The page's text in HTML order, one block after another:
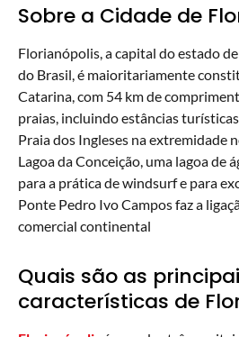
Sobre a Cidade de
Florianópolis, a capital do estado
do Brasil, é maioritariamente
Catarina, com 54 km de
praias, incluindo estâncias
Praia dos Ingleses na extremidade
Lagoa da Conceição, uma lagoa de
para a prática de windsurf e para
Ponte Pedro Ivo Campos faz a
comercial continental
Quais são as
características de